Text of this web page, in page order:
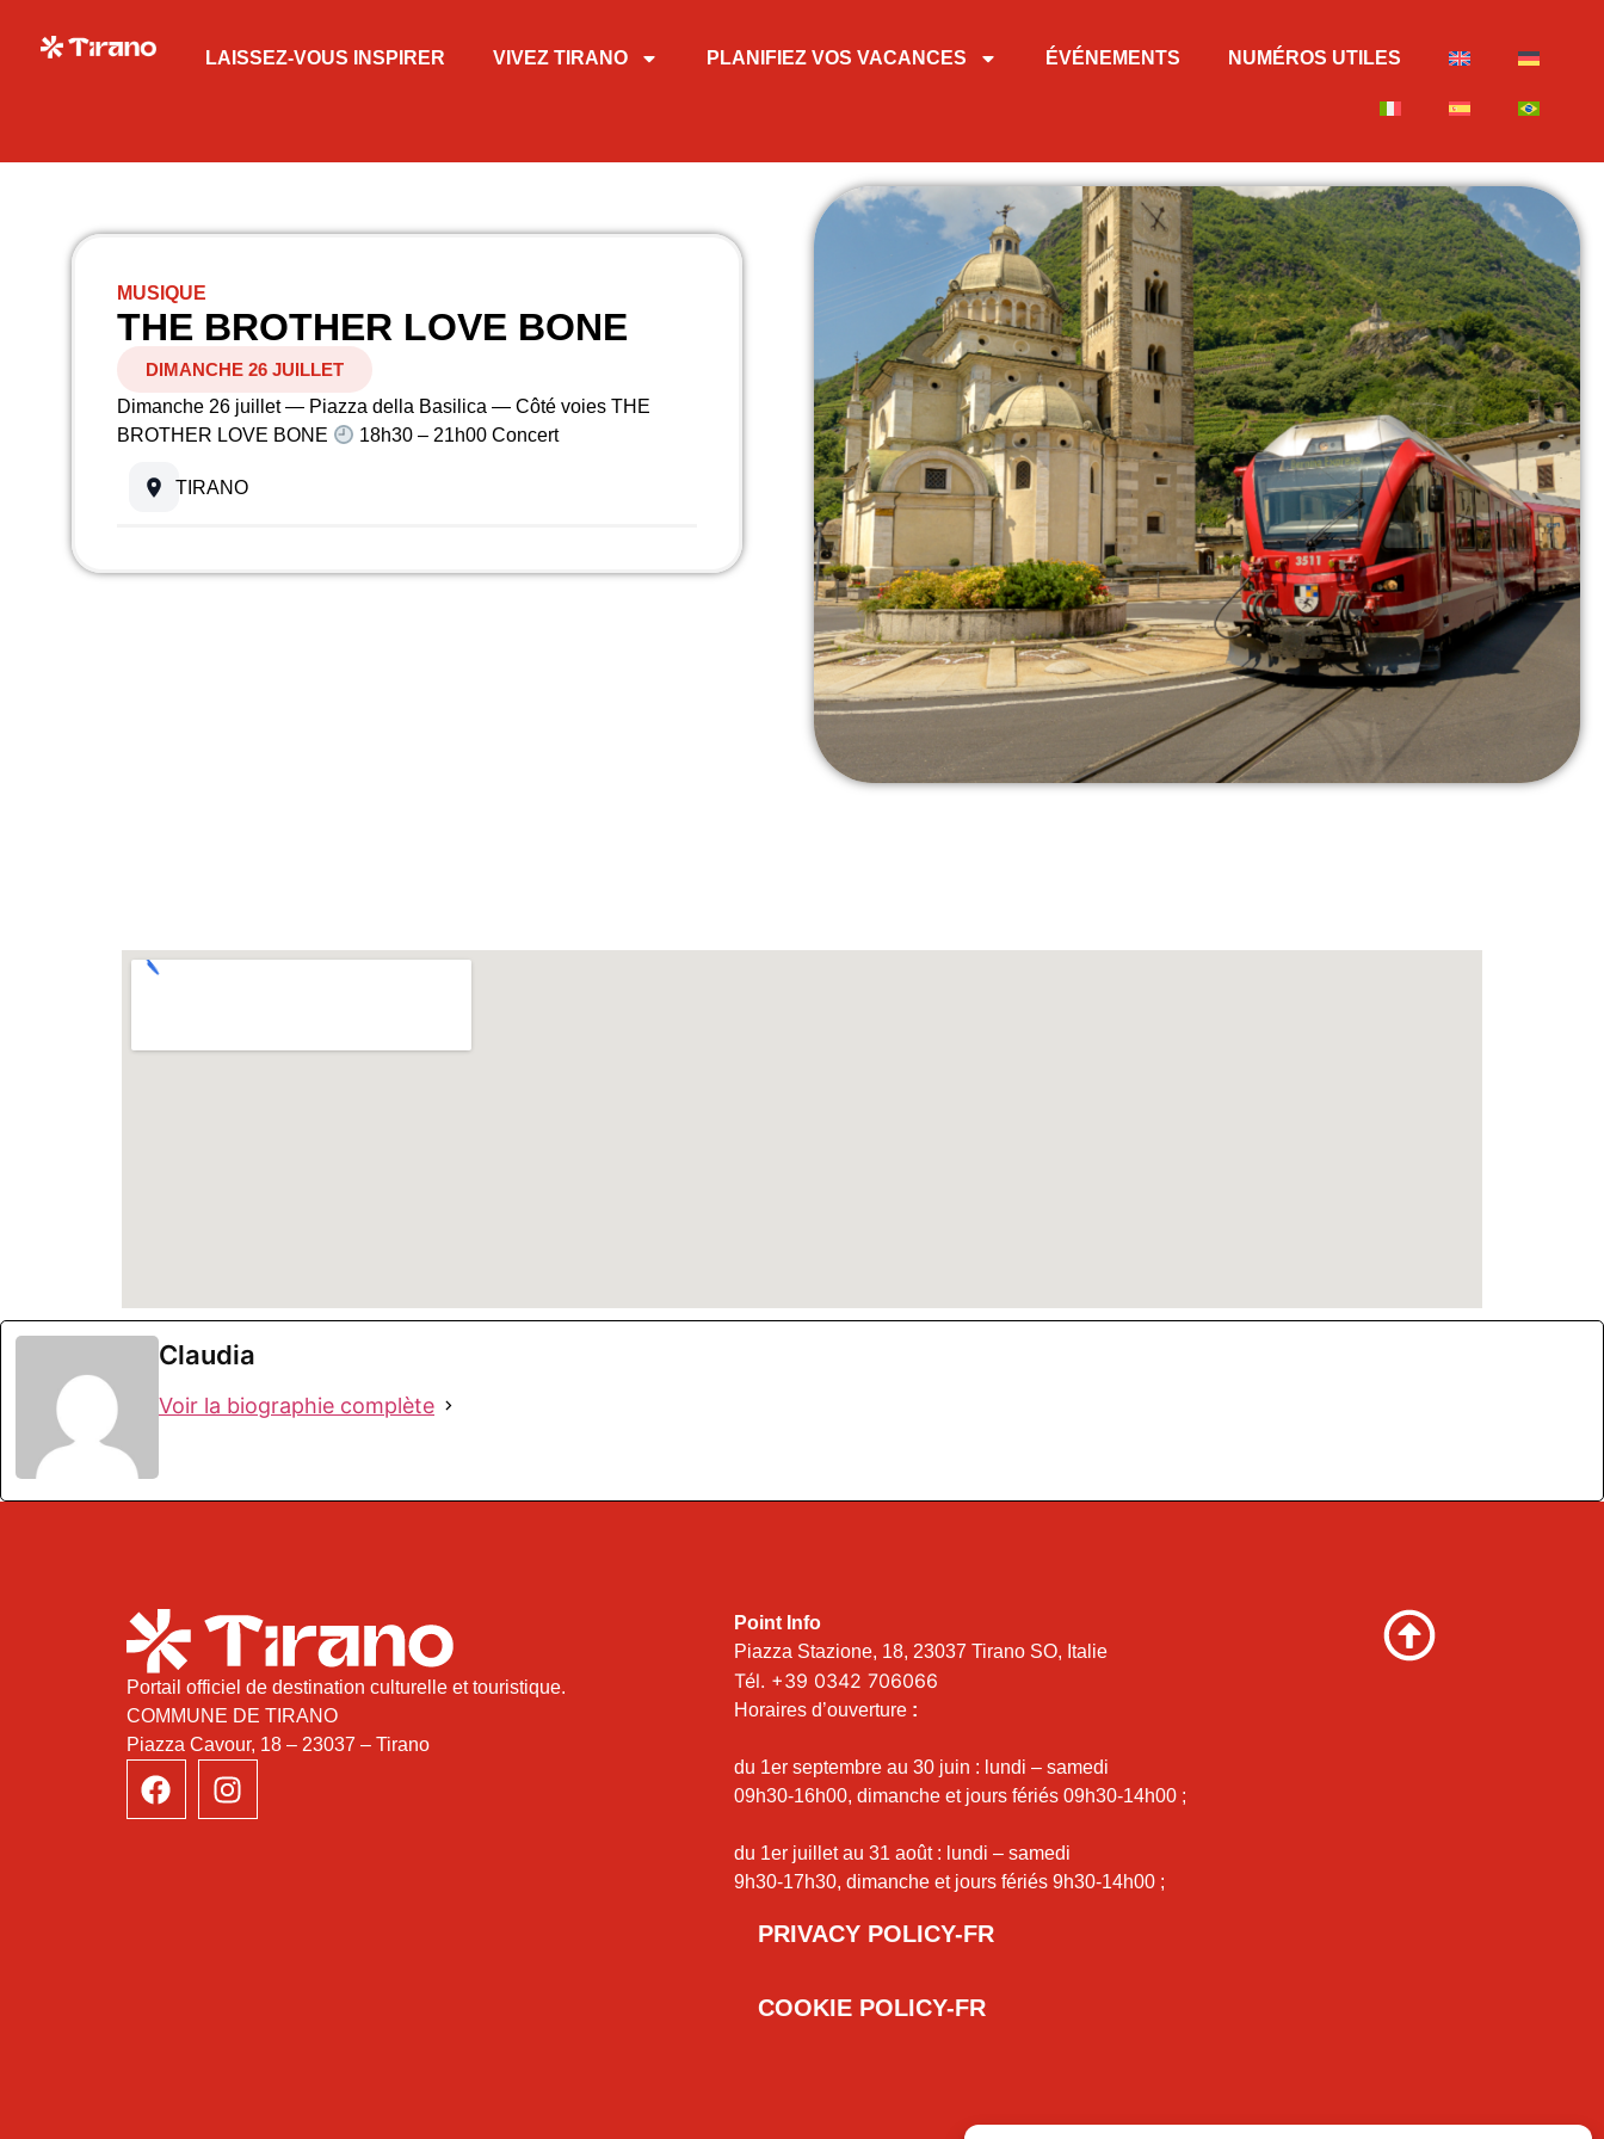
LAISSEZ-VOUS INSPIRER VIVEZ TIRANO PLANIFIEZ VOS VACANCES ÉVÉNEMENTS NUMÉROS UTILES
MUSIQUE
THE BROTHER LOVE BONE
DIMANCHE 26 JUILLET
Dimanche 26 juillet — Piazza della Basilica — Côté voies THE
BROTHER LOVE BONE
18h30 – 21h00 Concert
TIRANO
Claudia
Voir la biographie complète
Portail officiel de destination culturelle et touristique.
COMMUNE DE TIRANO
Piazza Cavour, 18 – 23037 – Tirano
Point Info
Piazza Stazione, 18, 23037 Tirano SO, Italie
Tél. +39 0342 706066
Horaires d’ouverture:
du 1er septembre au 30 juin : lundi – samedi
09h30-16h00, dimanche et jours fériés 09h30-14h00 ;
du 1er juillet au 31 août : lundi – samedi
9h30-17h30, dimanche et jours fériés 9h30-14h00 ;
PRIVACY POLICY-FR
COOKIE POLICY-FR